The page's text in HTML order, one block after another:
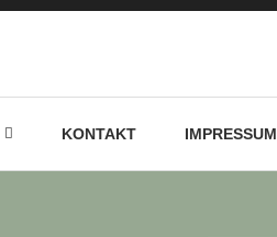
KONTAKT IMPRESSUM